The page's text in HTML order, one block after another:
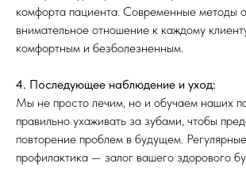
комфорта пациента. Современные методы
внимательное отношение к каждому
комфортным и безболезненным.
4. Последующее наблюдение и уход:
Мы не просто лечим, но и обучаем наших
правильно ухаживать за зубами, чтобы
повторение проблем в будущем.
профилактика — залог вашего здорового